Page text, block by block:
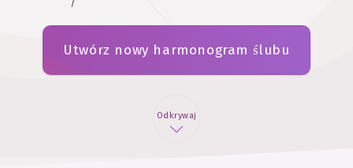
Utwórz nowy harmonogram ślubu
Odkrywaj